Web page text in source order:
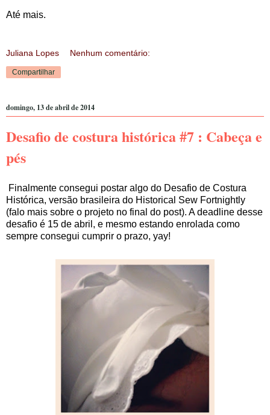
Até mais.
Juliana Lopes Nenhum comentário:
Compartilhar
domingo, 13 de abril de 2014
Desafio de costura histórica #7 : Cabeça e
pés
Finalmente consegui postar algo do Desafio de Costura
Histórica, versão brasileira do Historical Sew Fortnightly
(falo mais sobre o projeto no final do post). A deadline desse
desafio é 15 de abril, e mesmo estando enrolada como
sempre consegui cumprir o prazo, yay!